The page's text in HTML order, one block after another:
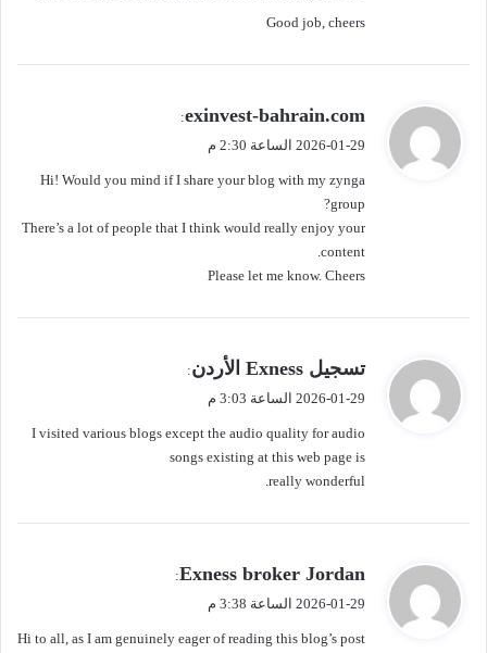
Good job, cheers
ي
ل
exinvest-bahrain.com
:
2026-01-29 الساعة 2:30 م
Hi! Would you mind if I share your blog with my zynga
group?
There’s a lot of people that I think would really enjoy your
content.
Please let me know. Cheers
ي
ل
تسجيل Exness الأردن
:
2026-01-29 الساعة 3:03 م
I visited various blogs except the audio quality for audio
songs existing at this web page is
really wonderful.
ي
ل
Exness broker Jordan
:
2026-01-29 الساعة 3:38 م
Hi to all, as I am genuinely eager of reading this blog’s post